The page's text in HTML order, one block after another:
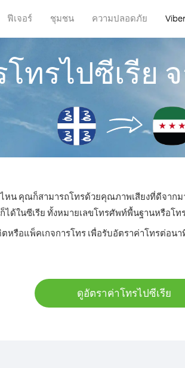
ฟีเจอร์ ชุมชน ความปลอดภัย
ทรไปซีเรีย
น คุณก็สามารถโทรด้วยคุณภาพเสียงที่ดีจากม
ด้ในซีเรีย ทั้งหมายเลขโทรศัพท์พื้นฐานหรือโ
หรือแพ็คเกจการโทร เพื่อรับอัตราค่าโทรต่อน
ดูอัตราค่าโทรไปซีเรีย